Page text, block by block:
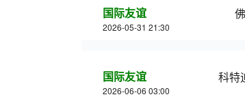
国际友谊
2026-05-31 21:30
国际友谊
2026-06-06 03:00
科特